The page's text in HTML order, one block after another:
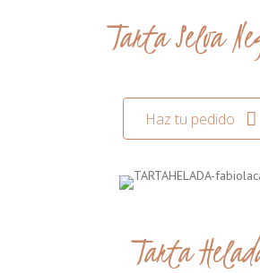
Tarta Selva
Haz tu pedido
Tarta